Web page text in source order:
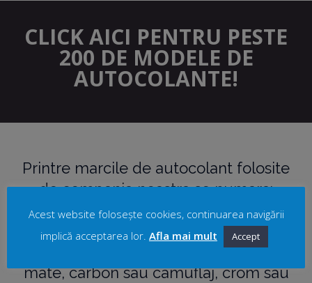
CLICK AICI PENTRU PESTE
200 DE MODELE DE
AUTOCOLANTE!
Printre marcile de autocolant folosite
de compania noastra se numara:
Oracal, 3M, Grafityp, Apa, Arlon, care
detin o varietate foarte mare de
produse, de la modele lucioase sau
mate, carbon sau camuflaj, crom sau
Acest website folosește cookies, continuarea navigării
implică acceptarea lor. Afla mai mult Accept